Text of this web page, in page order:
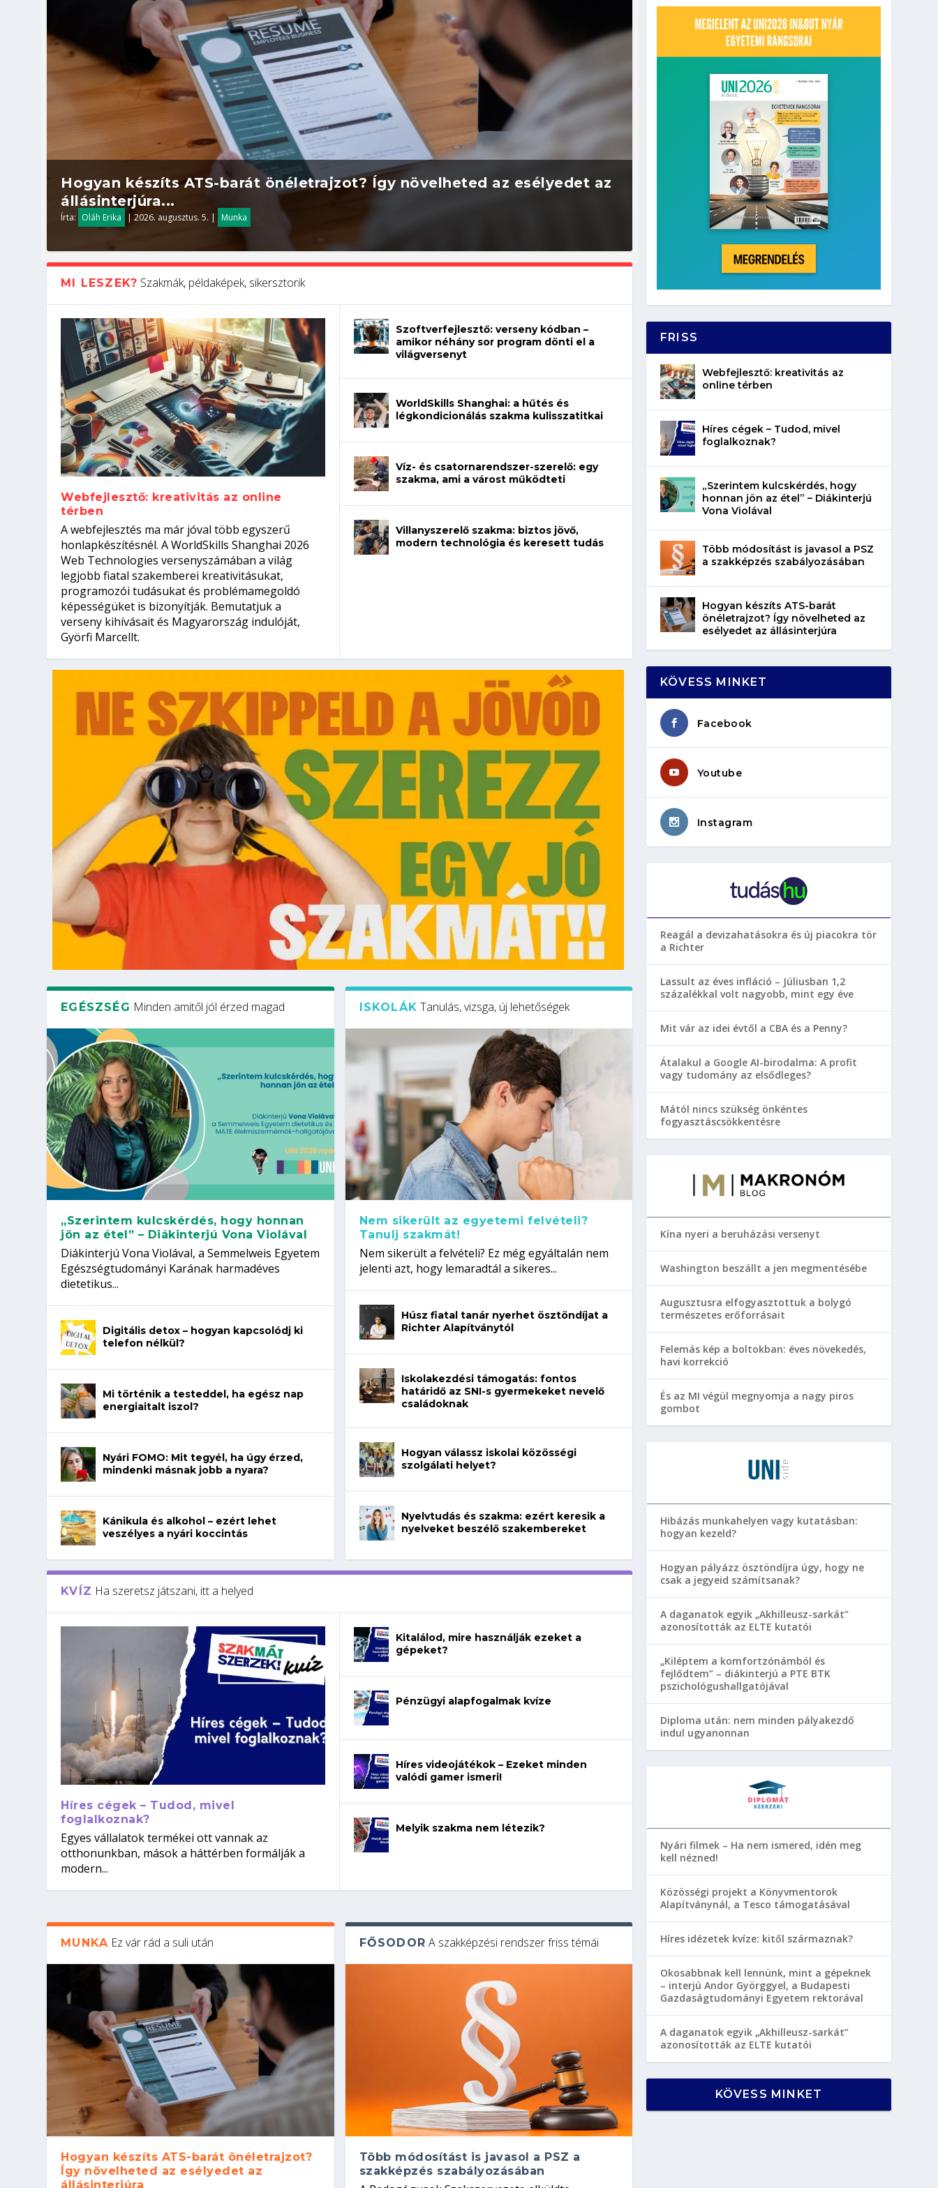
Hogyan készíts ATS-barát önéletrajzot? Így növelheted az esélyedet az
állásinterjúra...
Írta: Oláh Erika |2026. augusztus. 5. | Munka
Kitalálod, mire használják ezeket a gépeket?
Írta: Tóth Mónika |2026. augusztus. 4.| Kvíz
Nem sikerült az egyetemi felvételi? Tanulj szakmát!
Írta: Oláh Erika |2026. augusztus. 4.| Iskolák
Szoftverfejlesztő: verseny kódban – amikor néhány sor program dönti
el a világversenyt...
Írta: Szakmát Szerzek | 2026. augusztus. 3.| Mi leszek?
Digitális detox – hogyan kapcsolódj ki telefon nélkül?
Írta: Oláh Erika |2026. augusztus. 3.| Egészség
MI LESZEK? Szakmák, példaképek, sikersztorik
Webfejlesztő: kreativitás az online
térben
A webfejlesztés ma már jóval több egyszerű
honlapkészítésnél. A WorldSkills Shanghai 2026
Web Technologies versenyszámában a világ
legjobb fiatal szakemberei kreativitásukat,
programozói tudásukat és problémamegoldó
képességüket is bizonyítják. Bemutatjuk a
verseny kihívásait és Magyarország indulóját,
Györfi Marcellt.
Szoftverfejlesztő: verseny kódban –
amikor néhány sor program dönti el a
világversenyt
WorldSkills Shanghai: a hűtés és
légkondicionálás szakma kulisszatitkai
Víz- és csatornarendszer-szerelő: egy
szakma, ami a várost működteti
Villanyszerelő szakma: biztos jövő,
modern technológia és keresett tudás
EGÉSZSÉG Minden amitől jól érzed magad
„Szerintem kulcskérdés, hogy honnan
jön az étel” – Diákinterjú Vona Violával
Diákinterjú Vona Violával, a Semmelweis Egyetem
Egészségtudományi Karának harmadéves
dietetikus...
Digitális detox – hogyan kapcsolódj ki
telefon nélkül?
Mi történik a testeddel, ha egész nap
energiaitalt iszol?
Nyári FOMO: Mit tegyél, ha úgy érzed,
mindenki másnak jobb a nyara?
Kánikula és alkohol – ezért lehet
veszélyes a nyári koccintás
ISKOLÁK Tanulás, vizsga, új lehetőségek
Nem sikerült az egyetemi felvételi?
Tanulj szakmát!
Nem sikerült a felvételi? Ez még egyáltalán nem
jelenti azt, hogy lemaradtál a sikeres...
Húsz fiatal tanár nyerhet ösztöndíjat a
Richter Alapítványtól
Iskolakezdési támogatás: fontos
határidő az SNI-s gyermekeket nevelő
családoknak
Hogyan válassz iskolai közösségi
szolgálati helyet?
Nyelvtudás és szakma: ezért keresik a
nyelveket beszélő szakembereket
KVÍZ Ha szeretsz játszani, itt a helyed
Híres cégek – Tudod, mivel
foglalkoznak?
Egyes vállalatok termékei ott vannak az
otthonunkban, mások a háttérben formálják a
modern...
Kitalálod, mire használják ezeket a
gépeket?
Pénzügyi alapfogalmak kvíze
Híres videojátékok – Ezeket minden
valódi gamer ismeri!
Melyik szakma nem létezik?
MUNKA Ez vár rád a suli után
Hogyan készíts ATS-barát önéletrajzot?
Így növelheted az esélyedet az
állásinterjúra
FŐSODOR A szakképzési rendszer friss témái
Több módosítást is javasol a PSZ a
szakképzés szabályozásában
FRISS
Webfejlesztő: kreativitás az
online térben
Híres cégek – Tudod, mivel
foglalkoznak?
„Szerintem kulcskérdés, hogy
honnan jön az étel” – Diákinterjú
Vona Violával
Több módosítást is javasol a PSZ
a szakképzés szabályozásában
Hogyan készíts ATS-barát
önéletrajzot? Így növelheted az
esélyedet az állásinterjúra
KÖVESS MINKET
Facebook
Youtube
Instagram
Reagál a devizahatásokra és új piacokra tör
a Richter
Lassult az éves infláció – Júliusban 1,2
százalékkal volt nagyobb, mint egy éve
Mit vár az idei évtől a CBA és a Penny?
Átalakul a Google AI-birodalma: A profit
vagy tudomány az elsődleges?
Mától nincs szükség önkéntes
fogyasztáscsökkentésre
Kína nyeri a beruházási versenyt
Washington beszállt a jen megmentésébe
Augusztusra elfogyasztottuk a bolygó
természetes erőforrásait
Felemás kép a boltokban: éves növekedés,
havi korrekció
És az MI végül megnyomja a nagy piros
gombot
Hibázás munkahelyen vagy kutatásban:
hogyan kezeld?
Hogyan pályázz ösztöndíjra úgy, hogy ne
csak a jegyeid számítsanak?
A daganatok egyik „Akhilleusz-sarkát”
azonosították az ELTE kutatói
„Kiléptem a komfortzónámból és
fejlődtem” – diákinterjú a PTE BTK
pszichológushallgatójával
Diploma után: nem minden pályakezdő
indul ugyanonnan
Nyári filmek – Ha nem ismered, idén meg
kell nézned!
Közösségi projekt a Könyvmentorok
Alapítványnál, a Tesco támogatásával
Híres idézetek kvíze: kitől származnak?
Okosabbnak kell lennünk, mint a gépeknek
– interjú Andor Györggyel, a Budapesti
Gazdaságtudományi Egyetem rektorával
A daganatok egyik „Akhilleusz-sarkát”
azonosították az ELTE kutatói
KÖVESS MINKET